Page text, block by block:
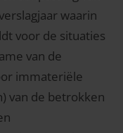
waarin
voor de situaties
van de
immateriële
van de betrokken